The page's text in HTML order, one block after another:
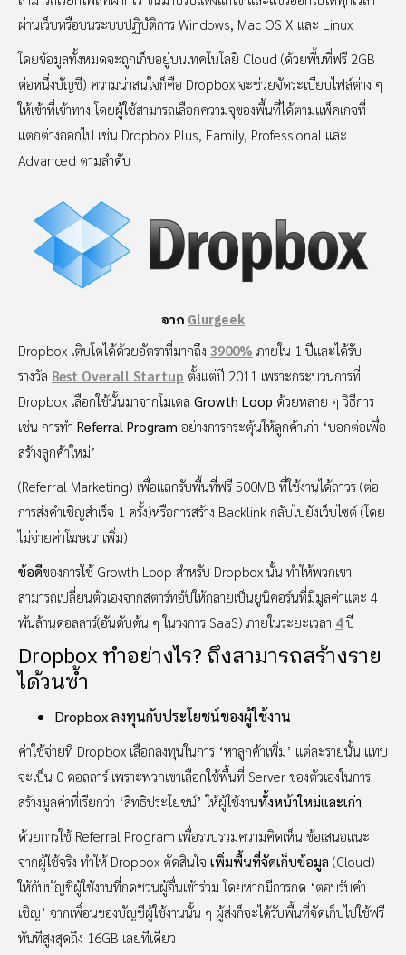
ผ่านเว็บหรือบนระบบปฏิบัติการ Windows, Mac OS X และ Linux
โดยข้อมูลทั้งหมดจะถูกเก็บอยู่บนเทคโนโลยี Cloud (ด้วยพื้นที่ฟรี 2GB
ต่อหนึ่งบัญชี) ความน่าสนใจก็คือ Dropbox จะช่วยจัดระเบียบไฟล์ต่าง ๆ
ให้เข้าที่เข้าทาง โดยผู้ใช้สามารถเลือกความจุของพื้นที่ได้ตามแพ็คเกจที่
แตกต่างออกไป เช่น Dropbox Plus, Family, Professional และ
Advanced ตามลำดับ
จากGlurgeek
Dropbox เติบโตได้ด้วยอัตราที่มากถึง 3900% ภายใน 1 ปีและได้รับ
รางวัล Best Overall Startup ตั้งแต่ปี 2011 เพราะกระบวนการที่
Dropbox เลือกใช้นั้นมาจากโมเดล Growth Loop ด้วยหลาย ๆ วิธีการ
เช่น การทำ Referral Program อย่างการกระตุ้นให้ลูกค้าเก่า ‘บอกต่อเพื่อ
สร้างลูกค้าใหม่’
(Referral Marketing) เพื่อแลกรับพื้นที่ฟรี 500MB ที่ใช้งานได้ถาวร (ต่อ
การส่งคำเชิญสำเร็จ 1 ครั้ง)หรือการสร้าง Backlink กลับไปยังเว็บไซต์ (โดย
ไม่จ่ายค่าโฆษณาเพิ่ม)
ข้อดีของการใช้ Growth Loop สำหรับ Dropbox นั้น ทำให้พวกเขา
สามารถเปลี่ยนตัวเองจากสตาร์ทอัปให้กลายเป็นยูนิคอร์นที่มีมูลค่าแตะ 4
พันล้านดอลลาร์(อันดับต้น ๆ ในวงการ SaaS) ภายในระยะเวลา 4ปี
Dropbox ทำอย่างไร? ถึงสามารถสร้างราย
ได้วนซ้ำ
Dropbox ลงทุนกับประโยชน์ของผู้ใช้งาน
ค่าใช้จ่ายที่ Dropbox เลือกลงทุนในการ ‘หาลูกค้าเพิ่ม’ แต่ละรายนั้น แทบ
จะเป็น 0 ดอลลาร์ เพราะพวกเขาเลือกใช้พื้นที่ Server ของตัวเองในการ
สร้างมูลค่าที่เรียกว่า ‘สิทธิประโยชน์’ ให้ผู้ใช้งานทั้งหน้าใหม่และเก่า
ด้วยการใช้ Referral Program เพื่อรวบรวมความคิดเห็น ข้อเสนอแนะ
จากผู้ใช้จริง ทำให้ Dropbox ตัดสินใจ เพิ่มพื้นที่จัดเก็บข้อมูล (Cloud)
ให้กับบัญชีผู้ใช้งานที่กดชวนผู้อื่นเข้าร่วม โดยหากมีการกด ‘ตอบรับคำ
เชิญ’ จากเพื่อนของบัญชีผู้ใช้งานนั้น ๆ ผู้ส่งก็จะได้รับพื้นที่จัดเก็บไปใช้ฟรี
ทันทีสูงสุดถึง 16GB เลยทีเดียว